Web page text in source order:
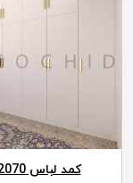
کمد لباس D.2070